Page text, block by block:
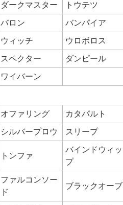
ダークマスター トウテツ
バロン バンパイア
ウィッチ ウロボロス
スペクター ダンピール
ワイバーン
オファリング カタパルト
シルバープロウ スリープ
トンファ
バインドウィッ
プ
ファルコンソー
ド
ブラックオーブ